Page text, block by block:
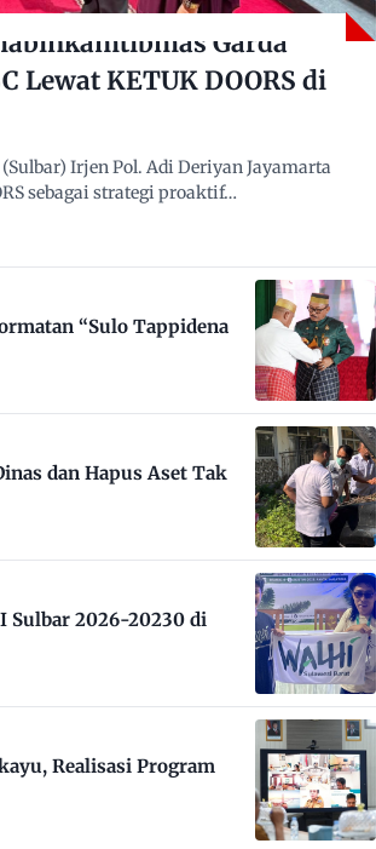
Garda
Lewat KETUK DOORS di
Irjen Pol. Adi Deriyan Jayamarta
sebagai strategi proaktif…
“Sulo Tappidena
dan Hapus Aset Tak
Sulbar 2026-20230 di
Realisasi Program